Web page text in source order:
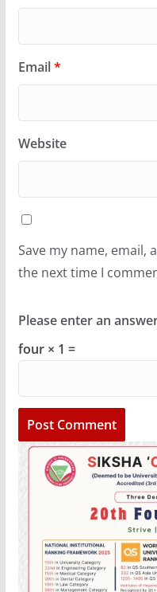
Email*
Website
Save my name,
the next time I
Please enter an
four × 1 =